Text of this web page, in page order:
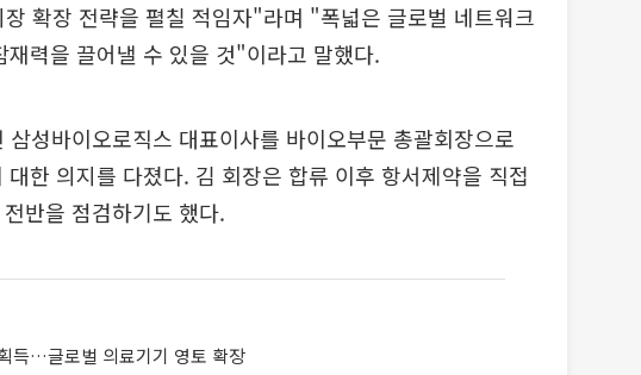
확장 전략을 펼칠 적임자"라며 "폭넓은 글로벌 네트워크
력을 끌어낼 수 있을 것"이라고 말했다.
성바이오로직스 대표이사를 바이오부문 총괄회장으로
한 의지를 다졌다. 김 회장은 합류 이후 항서제약을 직접
반을 점검하기도 했다.
득…글로벌 의료기기 영토 확장